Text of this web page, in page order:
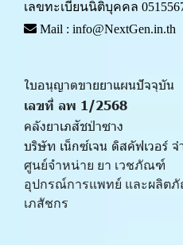
เลขทะเบียนนิติบุคคล
Mail : info@NextGen.in.th
ใบอนุญาตขายยาแผนปัจจุบัน
เลขที่ ลพ 1/2568
คลังยาเภสัชป่าซาง
บริษัท เน็กซ์เจน ดิสคัฟเวอร์ จ
ศูนย์จำหน่าย ยา เวชภัณฑ์
อุปกรณ์การแพทย์ และผลิต
เภสัชกร